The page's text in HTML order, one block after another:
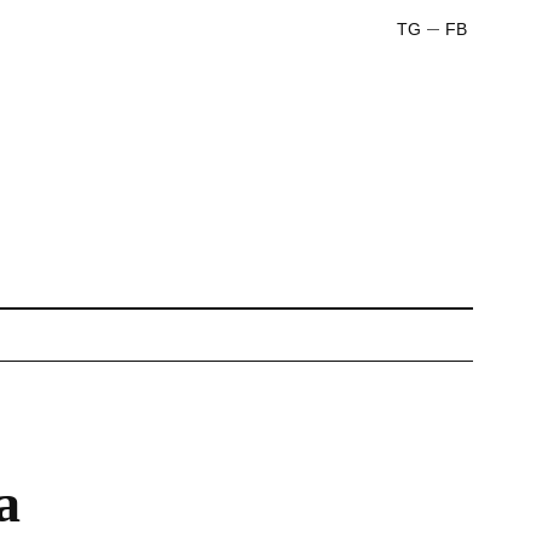
FB
TG